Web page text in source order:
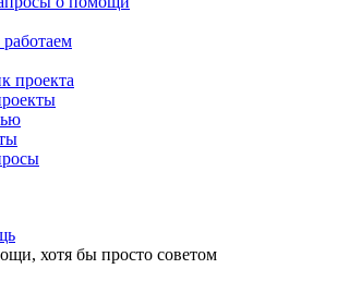
проекта
хотя бы просто советом